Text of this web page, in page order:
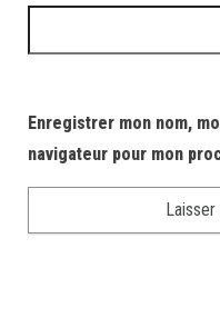
Enregistrer mon nom,
navigateur pour mon